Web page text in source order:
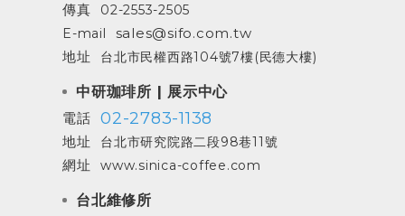
傳真
02-2553-2505
E-mail
sales@sifo.com.tw
地址
台北市民權西路104號7樓(民德大樓)
中研珈琲所 | 展示中心
電話 02-2783-1138
地址 台北市研究院路二段98巷11號
網址 www.sinica-coffee.com
台北維修所